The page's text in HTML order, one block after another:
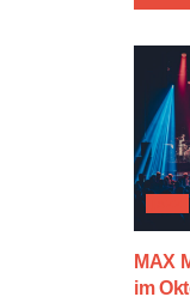
MAX
im